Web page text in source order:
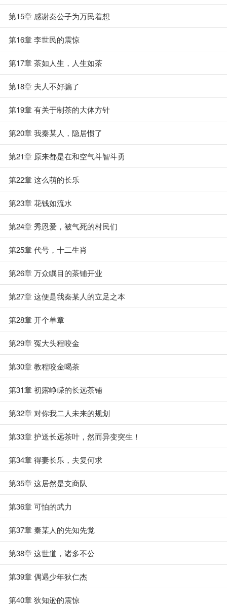
第15章 感谢秦公子为万民着想
第16章 李世民的震惊
第17章 茶如人生，人生如茶
第18章 夫人不好骗了
第19章 有关于制茶的大体方针
第20章 我秦某人，隐居惯了
第21章 原来都是在和空气斗智斗勇
第22章 这么萌的长乐
第23章 花钱如流水
第24章 秀恩爱，被气死的村民们
第25章 代号，十二生肖
第26章 万众瞩目的茶铺开业
第27章 这便是我秦某人的立足之本
第28章 开个单章
第29章 冤大头程咬金
第30章 教程咬金喝茶
第31章 初露峥嵘的长远茶铺
第32章 对你我二人未来的规划
第33章 护送长远茶叶，然而异变突生！
第34章 得妻长乐，夫复何求
第35章 这居然是支商队
第36章 可怕的武力
第37章 秦某人的先知先觉
第38章 这世道，诸多不公
第39章 偶遇少年狄仁杰
第40章 狄知逊的震惊